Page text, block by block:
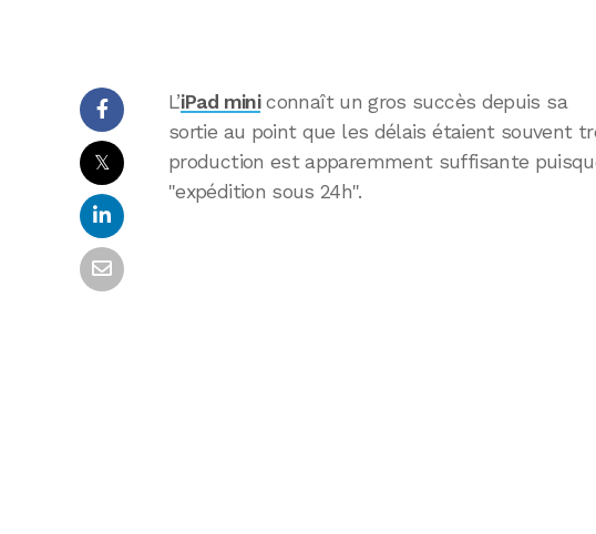
𝕏
L’iPad miniconnaît un gros succès depuis sa
sortie au point que les délais étaient souvent
production est apparemment suffisante
"expédition sous 24h".